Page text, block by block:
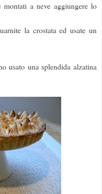
montati a neve aggiungere lo
la crostata ed usate un
usato una splendida alzatina